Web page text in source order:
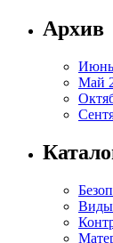
Архив
Май
Виды